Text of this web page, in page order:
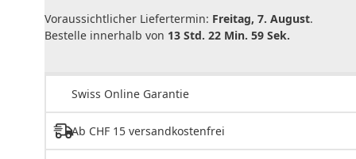
Voraussichtlicher Liefertermin: Freitag, 7. August.
Bestelle innerhalb von 13 Std. 22 Min. 59 Sek.
Swiss Online Garantie
Ab CHF 15 versandkostenfrei